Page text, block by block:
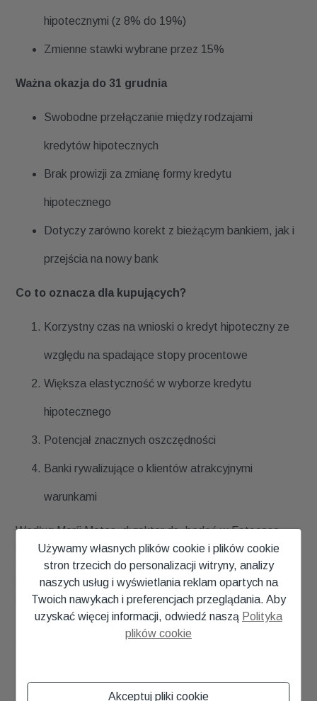
hipotecznymi (z 8% do 19%)
Zmienne stawki wybrane przez 15%
Ważna okazja do 31 grudnia
Swobodne przełączanie między rodzajami
kredytów hipotecznych
Brak prowizji za zmianę formy kredytu
hipotecznego
Dotyczy zarówno korekt z bieżącym bankiem, jak i
przejścia na nowy bank
Co to oznacza dla kupujących?
Korzystny czas na wnioski o kredyt hipoteczny ze
względu na spadające stopy procentowe
Większa elastyczność w wyborze kredytu
hipotecznego
Potencjał znacznych oszczędności
Banki rywalizujące o klientów atrakcyjnymi
warunkami
WedługMaríi Matos, dyrektor ds. badań w Fotocasa,
konsumenci coraz częściej szukają bezpieczeństwa w
swoim wyborze kredytu hipotecznego. Zwiększona
konkurencja między bankami stwarza możliwości
uzyskania lepszych warunków.
W Lennard Properties nie tylko pomożemy
Porównanie różnych dostawców kredytów
Używamy własnych plików cookie i plików cookie
stron trzecich do personalizacji witryny, analizy
naszych usług i wyświetlania reklam opartych na
Twoich nawykach i preferencjach przeglądania. Aby
uzyskać więcej informacji, odwiedź naszą Polityka
plików cookie
Akceptuj pliki cookie